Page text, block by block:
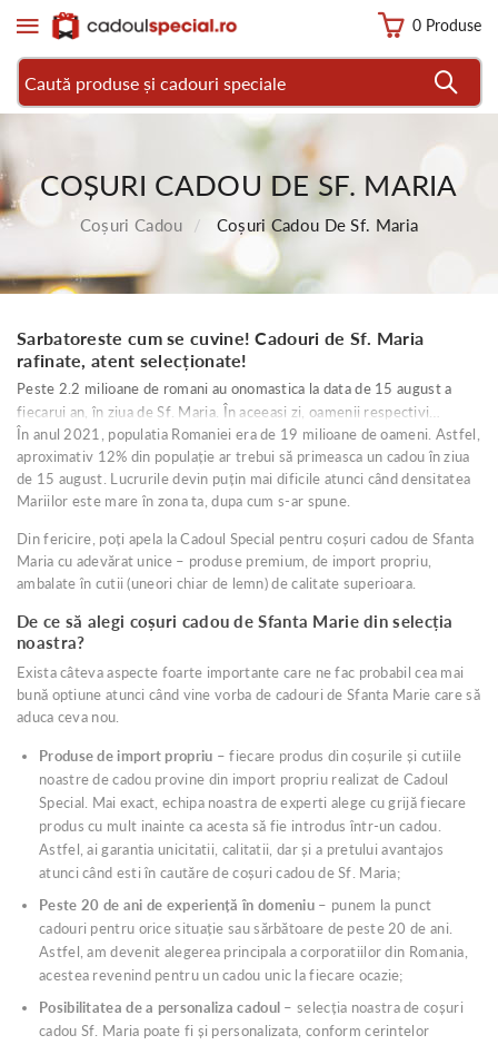
0 Produse
COȘURI CADOU DE SF. MARIA
Coșuri Cadou Coșuri Cadou De Sf. Maria
Sarbatoreste cum se cuvine! Cadouri de Sf. Maria
rafinate, atent selecționate!
Peste 2.2 milioane de romani au onomastica la data de 15 august a
fiecarui an, în ziua de Sf. Maria. În aceeasi zi, oamenii respectivi
primesc și cadouri de la cei apropiati, fie aceștia membri ai familiei sau
prieteni, dupa caz.
În anul 2021, populatia Romaniei era de 19 milioane de oameni. Astfel,
aproximativ 12% din populație ar trebui să primeasca un cadou în ziua
de 15 august. Lucrurile devin puțin mai dificile atunci când densitatea
Mariilor este mare în zona ta, dupa cum s-ar spune.
Din fericire, poți apela la Cadoul Special pentru coșuri cadou de Sfanta
Maria cu adevărat unice – produse premium, de import propriu,
ambalate în cutii (uneori chiar de lemn) de calitate superioara.
De ce să alegi coșuri cadou de Sfanta Marie din selecția
noastra?
Exista câteva aspecte foarte importante care ne fac probabil cea mai
bună optiune atunci când vine vorba de cadouri de Sfanta Marie care să
aduca ceva nou.
Produse de import propriu – fiecare produs din coșurile și cutiile
noastre de cadou provine din import propriu realizat de Cadoul
Special. Mai exact, echipa noastra de experti alege cu grijă fiecare
produs cu mult inainte ca acesta să fie introdus într-un cadou.
Astfel, ai garantia unicitatii, calitatii, dar și a pretului avantajos
atunci când esti în cautăre de coșuri cadou de Sf. Maria;
Peste 20 de ani de experiență în domeniu – punem la punct
cadouri pentru orice situație sau sărbătoare de peste 20 de ani.
Astfel, am devenit alegerea principala a corporatiilor din Romania,
acestea revenind pentru un cadou unic la fiecare ocazie;
Posibilitatea de a personaliza cadoul – selecția noastra de coșuri
cadou Sf. Maria poate fi și personalizata, conform cerintelor